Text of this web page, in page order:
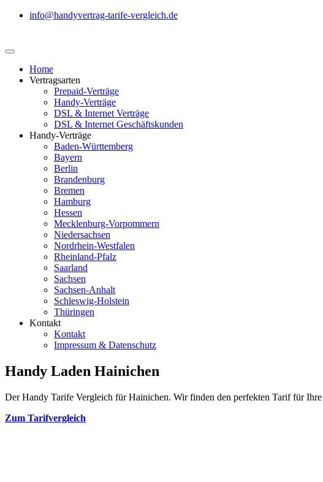
info@handyvertrag-tarife-vergleich.de
Home
Vertragsarten
Prepaid-Verträge
Handy-Verträge
DSL & Internet Verträge
DSL & Internet Geschäftskunden
Handy-Verträge
Baden-Württemberg
Bayern
Berlin
Brandenburg
Bremen
Hamburg
Hessen
Mecklenburg-Vorpommern
Niedersachsen
Nordrhein-Westfalen
Rheinland-Pfalz
Saarland
Sachsen
Sachsen-Anhalt
Schleswig-Holstein
Thüringen
Kontakt
Kontakt
Impressum & Datenschutz
Handy Laden Hainichen
Der Handy Tarife Vergleich für Hainichen. Wir finden den perfekten Tarif für
Zum Tarifvergleich